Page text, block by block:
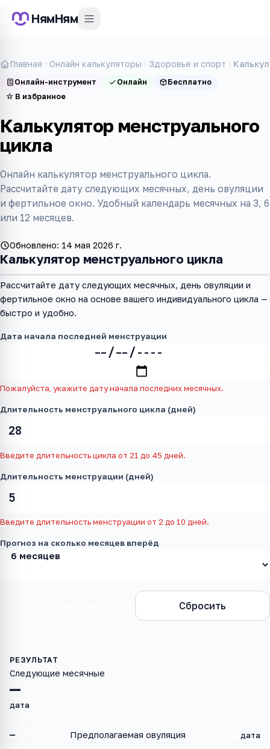
НямНям
Главная Онлайн калькуляторы Здоровье и спорт
Онлайн-инструмент Онлайн
Бесплатно
☆ В избранное
Калькулятор менструального
цикла
Онлайн калькулятор менструального цикла.
Рассчитайте дату следующих месячных, день овуляции
и фертильное окно. Удобный календарь месячных на 3, 6
или 12 месяцев.
Обновлено: 14 мая 2026 г.
Калькулятор менструального цикла
Рассчитайте дату следующих месячных, день овуляции и
фертильное окно на основе вашего индивидуального цикла —
быстро и удобно.
Дата начала последней менструации
Пожалуйста, укажите дату начала последних месячных.
Длительность менструального цикла (дней)
Введите длительность цикла от 21 до 45 дней.
Длительность менструации (дней)
Введите длительность менструации от 2 до 10 дней.
Прогноз на сколько месяцев вперёд
Сбросить
—
Следующие месячные
дата
— Предполагаемая овуляция дата